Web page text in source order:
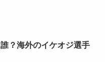
？海外のイケオジ選手